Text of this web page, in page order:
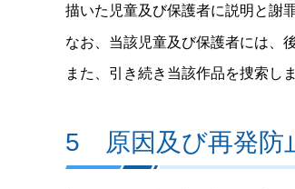
描いた児童及び保護者に説明と謝
なお、当該児童及び保護者には、
また、引き続き当該作品を捜索しま
5 原因及び再発防